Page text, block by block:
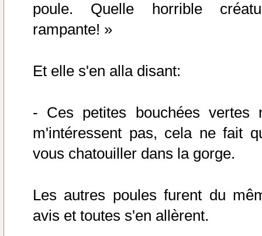
poule. Quelle horrible
rampante! »
Et elle s'en alla disant:
- Ces petites bouchées vertes
m'intéressent pas, cela ne fait
vous chatouiller dans la gorge.
Les autres poules furent du
avis et toutes s'en allèrent.